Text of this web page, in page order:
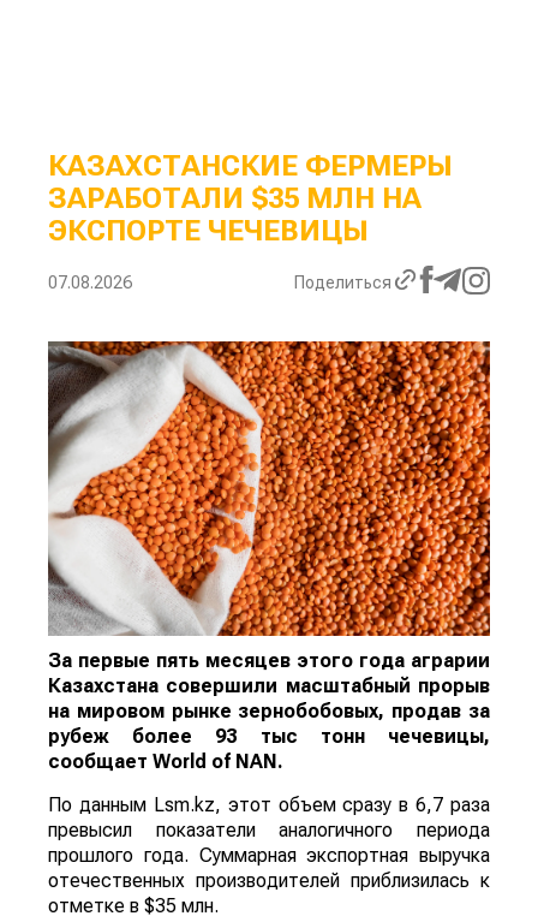
КАЗАХСТАНСКИЕ ФЕРМЕРЫ
ЗАРАБОТАЛИ $35 МЛН НА
ЭКСПОРТЕ ЧЕЧЕВИЦЫ
07.08.2026 Поделиться
За первые пять месяцев этого года аграрии
Казахстана совершили масштабный прорыв
на мировом рынке зернобобовых, продав за
рубеж более 93 тыс тонн чечевицы,
сообщает World of NAN.
По данным Lsm.kz, этот объем сразу в 6,7 раза
превысил показатели аналогичного периода
прошлого года. Суммарная экспортная выручка
отечественных производителей приблизилась к
отметке в $35 млн.